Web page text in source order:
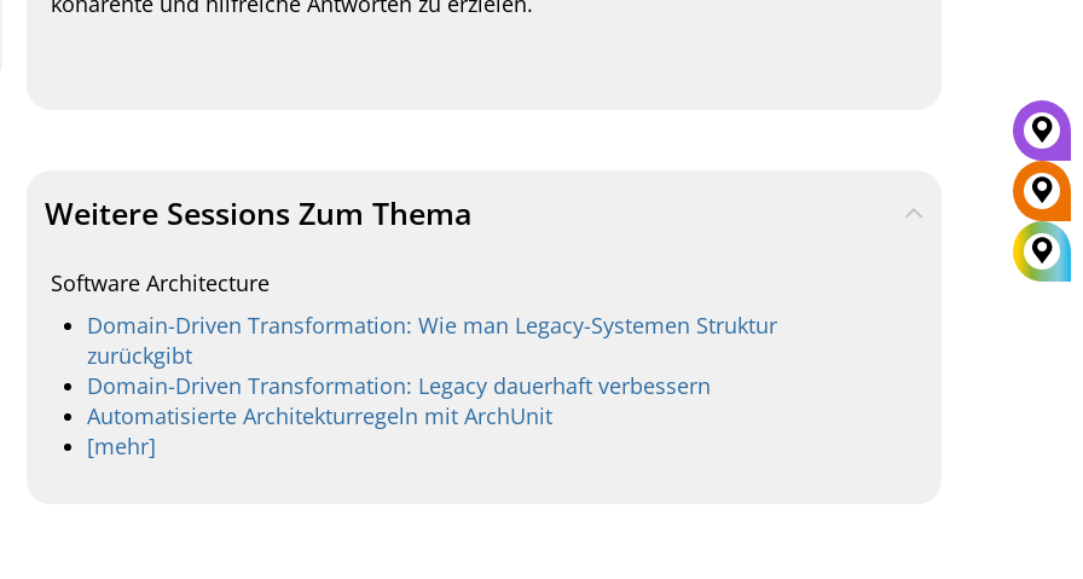
Weitere Sessions Zum Thema
Software Architecture
Domain-Driven Transformation: Wie man Legacy-Systemen Struktur
zurückgibt
Domain-Driven Transformation: Legacy dauerhaft verbessern
Automatisierte Architekturregeln mit ArchUnit
[mehr]